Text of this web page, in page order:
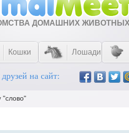
ДОМАШНИХ
Кошки Лошади
на сайт:
"слово"